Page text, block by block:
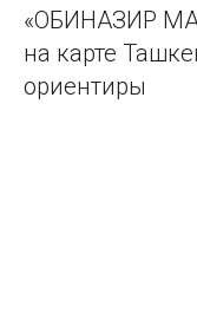
«ОБИНАЗИР
на карте
ориентиры